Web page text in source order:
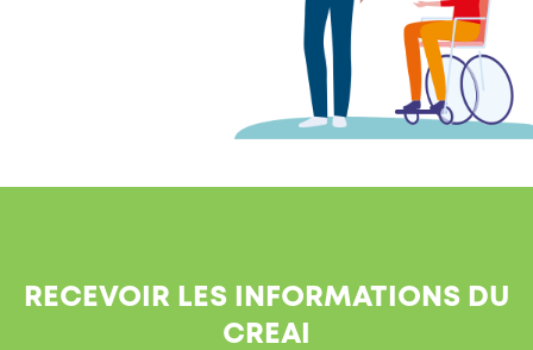
RECEVOIR LES INFORMATIONS DU
CREAI